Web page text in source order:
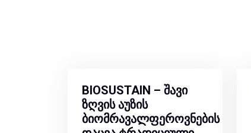
BIOSUSTAIN – შავი
ზღვის აუზის
ბიომრავალფეროვნების